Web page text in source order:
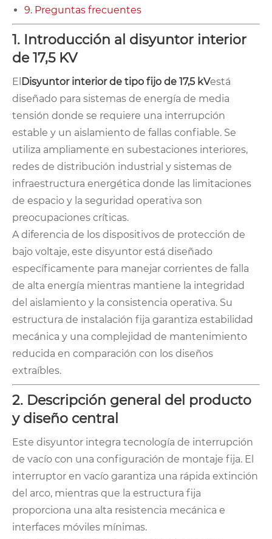
9. Preguntas frecuentes
1. Introducción al disyuntor interior
de 17,5 KV
El Disyuntor interior de tipo fijo de 17,5 kVestá
diseñado para sistemas de energía de media
tensión donde se requiere una interrupción
estable y un aislamiento de fallas confiable. Se
utiliza ampliamente en subestaciones interiores,
redes de distribución industrial y sistemas de
infraestructura energética donde las limitaciones
de espacio y la seguridad operativa son
preocupaciones críticas.
A diferencia de los dispositivos de protección de
bajo voltaje, este disyuntor está diseñado
específicamente para manejar corrientes de falla
de alta energía mientras mantiene la integridad
del aislamiento y la consistencia operativa. Su
estructura de instalación fija garantiza estabilidad
mecánica y una complejidad de mantenimiento
reducida en comparación con los diseños
extraíbles.
2. Descripción general del producto
y diseño central
Este disyuntor integra tecnología de interrupción
de vacío con una configuración de montaje fija. El
interruptor en vacío garantiza una rápida extinción
del arco, mientras que la estructura fija
proporciona una alta resistencia mecánica e
interfaces móviles mínimas.